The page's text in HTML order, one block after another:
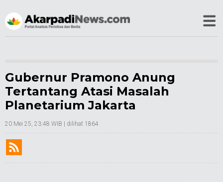
Gubernur Pramono Anung
Tertantang Atasi Masalah
Planetarium Jakarta
20 Mei 25, 23:48 WIB | dilihat 1864